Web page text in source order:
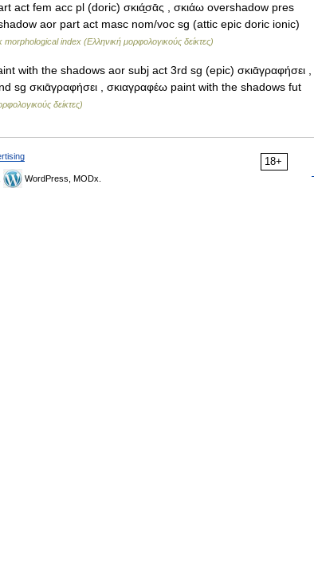
act fem acc pl (doric) σκιά̱σᾱς , σκιάω overshadow pres
aor part act masc nom/voc sg (attic epic doric ionic)
morphological index (Ελληνική μορφολογικούς δείκτες)
with the shadows aor subj act 3rd sg (epic) σκιᾱγραφήσει ,
sg σκιᾱγραφήσει , σκιαγραφέω paint with the shadows fut
δείκτες)
18+
WordPress, MODx.